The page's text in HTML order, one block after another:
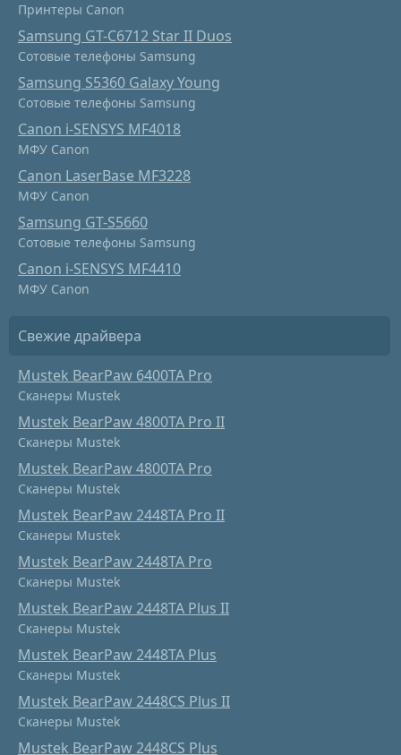
Принтеры Canon
Samsung GT-C6712 Star II Duos
Сотовые телефоны Samsung
Samsung S5360 Galaxy Young
Сотовые телефоны Samsung
Canon i-SENSYS MF4018
МФУ Canon
Canon LaserBase MF3228
МФУ Canon
Samsung GT-S5660
Сотовые телефоны Samsung
Canon i-SENSYS MF4410
МФУ Canon
Свежие драйвера
Mustek BearPaw 6400TA Pro
Сканеры Mustek
Mustek BearPaw 4800TA Pro II
Сканеры Mustek
Mustek BearPaw 4800TA Pro
Сканеры Mustek
Mustek BearPaw 2448TA Pro II
Сканеры Mustek
Mustek BearPaw 2448TA Pro
Сканеры Mustek
Mustek BearPaw 2448TA Plus II
Сканеры Mustek
Mustek BearPaw 2448TA Plus
Сканеры Mustek
Mustek BearPaw 2448CS Plus II
Сканеры Mustek
Mustek BearPaw 2448CS Plus